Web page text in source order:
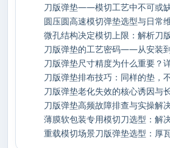
圆压圆高速模切弹垫选型与日常